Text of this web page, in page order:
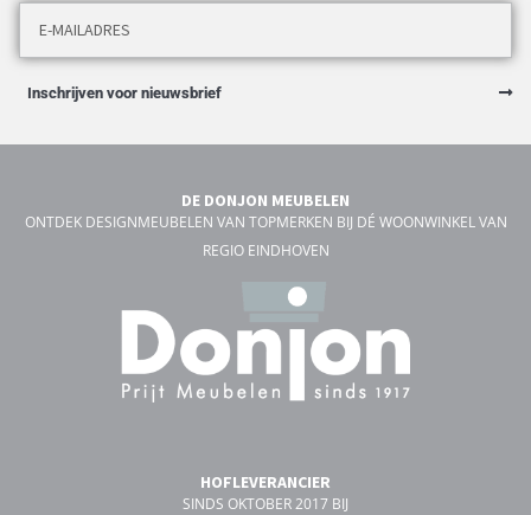
Inschrijven voor nieuwsbrief
DE DONJON MEUBELEN
ONTDEK DESIGNMEUBELEN VAN TOPMERKEN BIJ DÉ WOONWINKEL VAN
REGIO EINDHOVEN
HOFLEVERANCIER
SINDS OKTOBER 2017 BIJ